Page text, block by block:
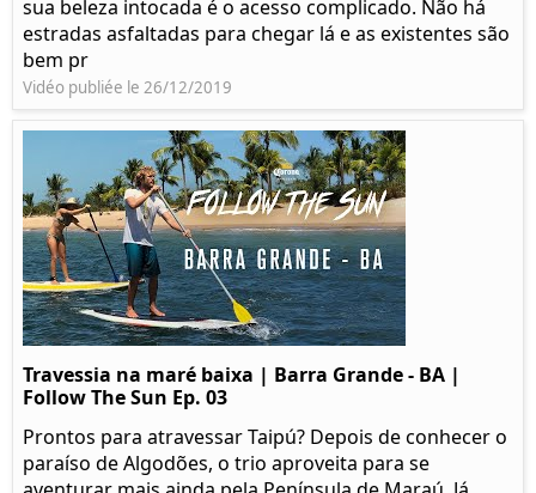
sua beleza intocada é o acesso complicado. Não há
estradas asfaltadas para chegar lá e as existentes são
bem pr
Vidéo publiée le 26/12/2019
Travessia na maré baixa | Barra Grande - BA |
Follow The Sun Ep. 03
Prontos para atravessar Taipú? Depois de conhecer o
paraíso de Algodões, o trio aproveita para se